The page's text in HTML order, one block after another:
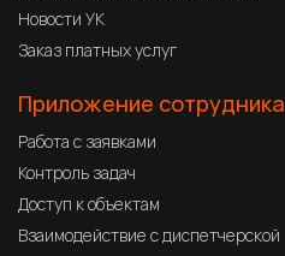
Новости УК
Заказ платных услуг
Приложение сотрудника
Работа с заявками
Контроль задач
Доступ к объектам
Взаимодействие с диспетчерской